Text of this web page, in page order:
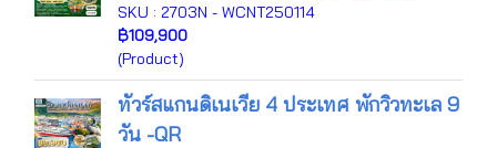
SKU : 2703N - WCNT250114
฿109,900
(Product)
ทัวร์สแกนดิเนเวีย 4 ประเทศ พักวิวทะเล 9
วัน -QR